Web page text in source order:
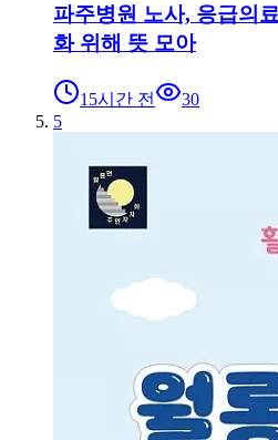
파주병원 노사, 응급의
화 위해 뜻 모아
15시간 전
30
5